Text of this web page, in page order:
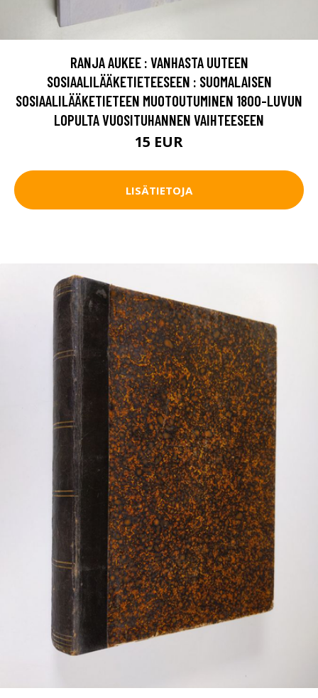
RANJA AUKEE : VANHASTA UUTEEN
SOSIAALILÄÄKETIETEESEEN : SUOMALAISEN
SOSIAALILÄÄKETIETEEN MUOTOUTUMINEN 1800-LUVUN
LOPULTA VUOSITUHANNEN VAIHTEESEEN
15 EUR
LISÄTIETOJA